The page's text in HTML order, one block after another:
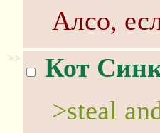
Алсо,
>> Кот
>steal